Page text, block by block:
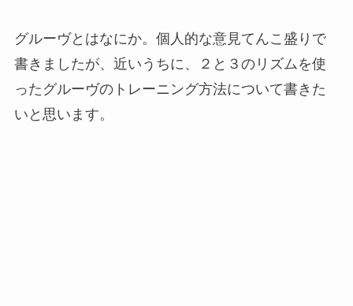
グルーヴとはなにか。個人的な意見てんこ盛りで
書きましたが、近いうちに、２と３のリズムを使
ったグルーヴのトレーニング方法について書きた
いと思います。